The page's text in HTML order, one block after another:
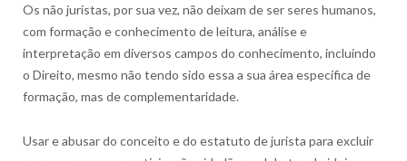
Os não juristas, por sua vez, não deixam de ser seres humanos,
com formação e conhecimento de leitura, análise e
interpretação em diversos campos do conhecimento, incluindo
o Direito, mesmo não tendo sido essa a sua área específica de
formação, mas de complementaridade.
Usar e abusar do conceito e do estatuto de jurista para excluir